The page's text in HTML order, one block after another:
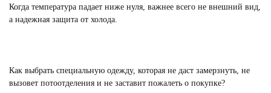
Когда температура падает ниже нуля, важнее всего не внешний вид,
а надежная защита от холода.
Как выбрать специальную одежду, которая не даст замерзнуть, не
вызовет потоотделения и не заставит пожалеть о покупке?